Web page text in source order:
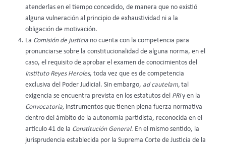
atenderlas en el tiempo concedido, de manera que no existió
alguna vulneración al principio de exhaustividad ni a la
obligación de motivación.
La Comisión de justicia no cuenta con la competencia para
pronunciarse sobre la constitucionalidad de alguna norma, en el
caso, el requisito de aprobar el examen de conocimientos del
Instituto Reyes Heroles, toda vez que es de competencia
exclusiva del Poder Judicial. Sin embargo, ad cautelam, tal
exigencia se encuentra prevista en los estatutos del PRIy en la
Convocatoria, instrumentos que tienen plena fuerza normativa
dentro del ámbito de la autonomía partidista, reconocida en el
artículo 41 de la Constitución General. En el mismo sentido, la
jurisprudencia establecida por la Suprema Corte de Justicia de la